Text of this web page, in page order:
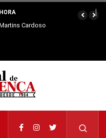
Cardoso